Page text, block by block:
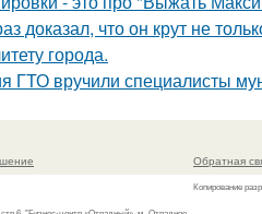
доказал, что он крут не
города.
ГТО вручили специалисты
Обратная
Копирование